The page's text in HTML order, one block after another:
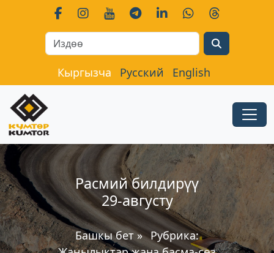
Кыргызча Русский English
Расмий билдирүү
29-августу
Башкы бет» Рубрика: